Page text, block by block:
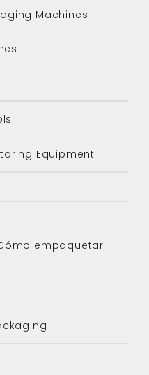
Machines
Equipment
Cómo empaquetar